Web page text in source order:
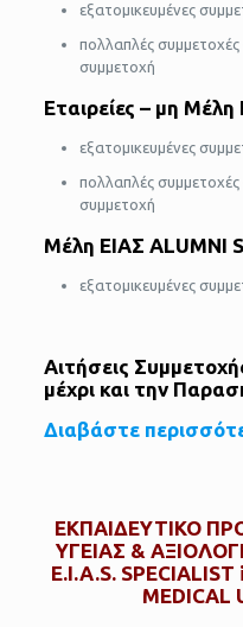
εξατομικευμένες
πολλαπλές
συμμετοχή
Εταιρείες – μη Μέλη
εξατομικευμένες
πολλαπλές
συμμετοχή
Μέλη ΕΙΑΣ ALUMNI
εξατομικευμένες
Αιτήσεις
μέχρι και την
Διαβάστε
ΕΚΠΑΙΔΕΥΤΙΚΟ
ΥΓΕΙΑΣ &
E.I.A.S.
MEDICAL